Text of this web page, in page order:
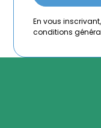
En vous
conditions